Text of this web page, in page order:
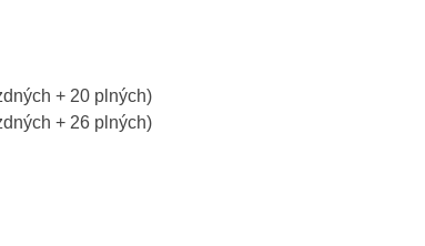
+ 20 plných)
+ 26 plných)